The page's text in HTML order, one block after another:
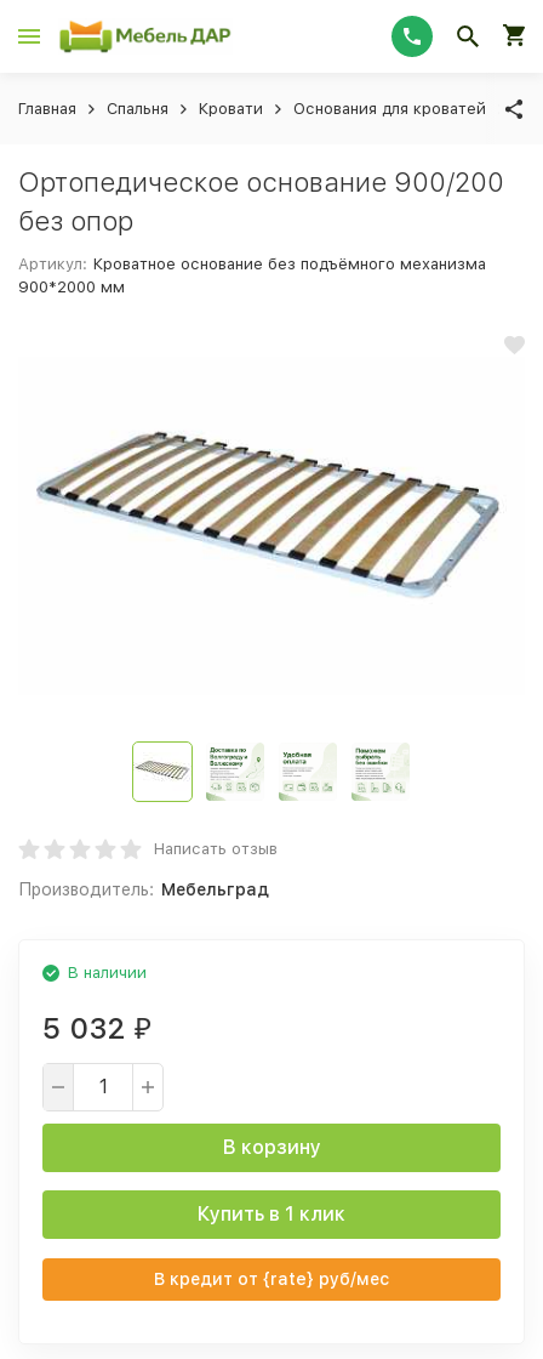
Главная Спальня Кровати Основания для кроватей
Ортопедическое основание 900/200
без опор
Артикул: Кроватное основание без подъёмного механизма
900*2000 мм
Написать отзыв
Производитель: Мебельград
В наличии
5 032 ₽
В корзину
Купить в 1 клик
В кредит от {rate} руб/мес